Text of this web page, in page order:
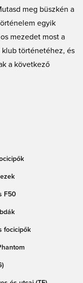
meg büszkén a
egyik
mezedet most a
klub történetéhez, és
a következő
F50
focicipők